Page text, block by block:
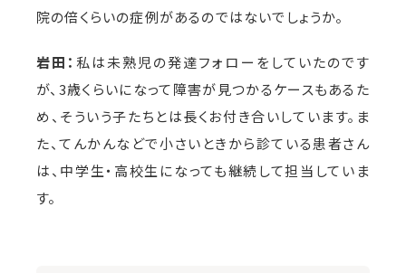
院の倍くらいの症例があるのではないでしょうか。
岩田：私は未熟児の発達フォローをしていたのです
が、3歳くらいになって障害が見つかるケースもあるた
め、そういう子たちとは長くお付き合いしています。ま
た、てんかんなどで小さいときから診ている患者さん
は、中学生・高校生になっても継続して担当していま
す。